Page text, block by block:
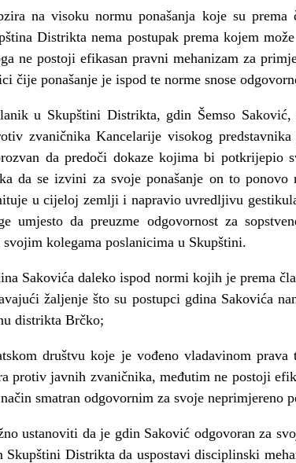
na visoku normu ponašanja koje su
Distrikta nema postupak prema kojem
ne postoji efikasan pravni mehanizam za
čije ponašanje je ispod te norme snose
u Skupštini Distrikta, gdin Šemso
zvaničnika Kancelarije visokog
da predoči dokaze kojima bi
da se izvini za svoje ponašanje on to
u cijeloj zemlji i napravio uvredljivu
umjesto da preuzme odgovornost za
kolegama poslanicima u Skupštini.
Sakovića daleko ispod normi kojih je prema
žaljenje što su postupci gdina Sakovića
distrikta Brčko;
društvu koje je vođeno vladavinom prava
protiv javnih zvaničnika, međutim ne postoji
smatran odgovornim za svoje neprimjereno
ustanoviti da je gdin Saković odgovoran za
Distrikta da uspostavi disciplinski